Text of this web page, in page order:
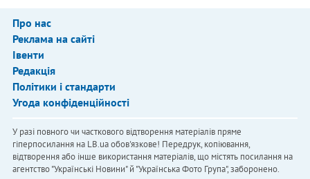
Про нас
Реклама на сайті
Івенти
Редакція
Політики і стандарти
Угода конфіденційності
У разі повного чи часткового відтворення матеріалів пряме
гіперпосилання на LB.ua обов'язкове! Передрук, копіювання,
відтворення або інше використання матеріалів, що містять посилання на
агентство "Українськi Новини" й "Українська Фото Група", заборонено.